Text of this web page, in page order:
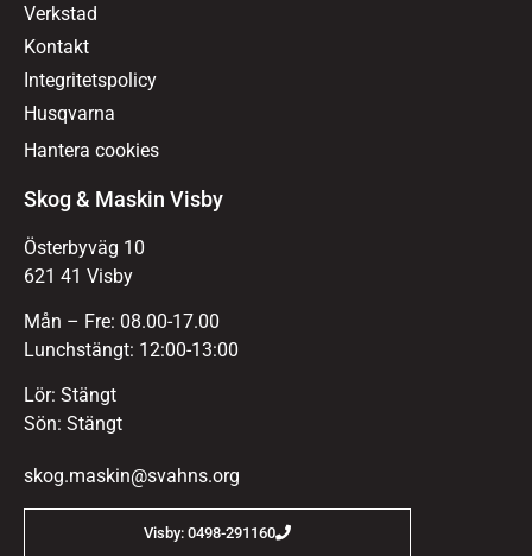
Verkstad
Kontakt
Integritetspolicy
Husqvarna
Hantera cookies
Skog & Maskin Visby
Österbyväg 10
621 41 Visby
Mån – Fre: 08.00-17.00
Lunchstängt: 12:00-13:00
Lör: Stängt
Sön: Stängt
skog.maskin@svahns.org
Visby: 0498-291160